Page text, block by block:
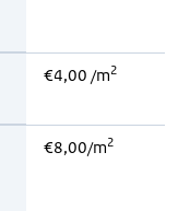
€4,00 /m2
€8,00/m2